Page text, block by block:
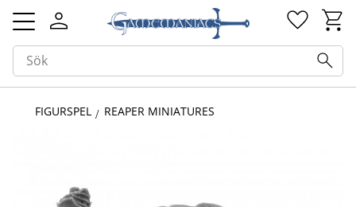
Meny
FIGURSPEL REAPER MINIATURES